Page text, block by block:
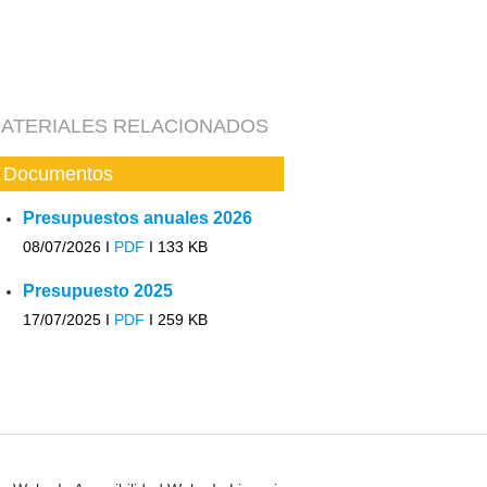
RELACIONADOS
Documentos
Presupuestos anuales 2026
08/07/2026 I PDF I 133 KB
Presupuesto 2025
17/07/2025 I PDF I 259 KB